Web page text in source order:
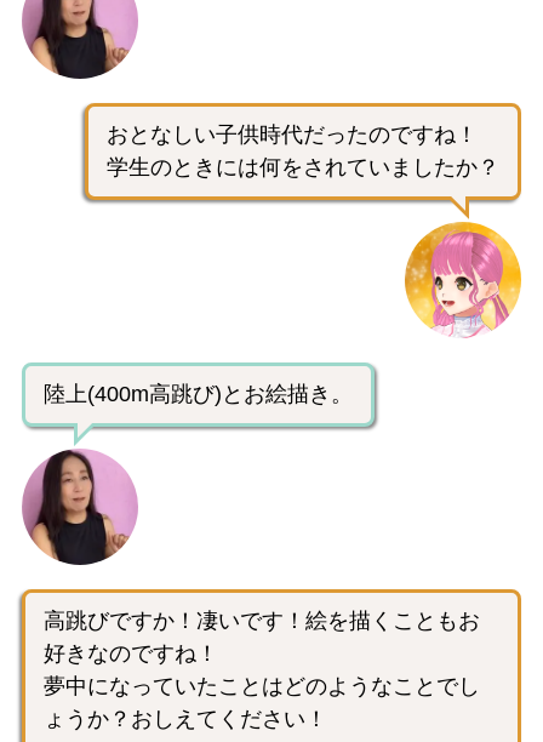
おとなしい子供時代だったのですね！
学生のときには何をされていましたか？
陸上(400m高跳び)とお絵描き。
高跳びですか！凄いです！絵を描くこともお
好きなのですね！
夢中になっていたことはどのようなことでし
ょうか？おしえてください！